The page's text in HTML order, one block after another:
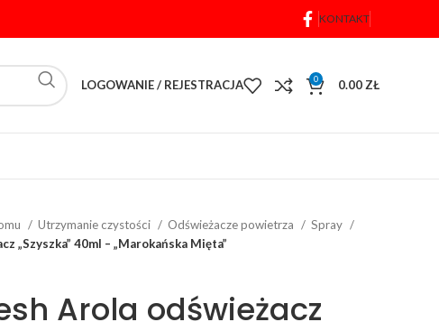
KONTAKT
LOGOWANIE / REJESTRACJA 0 0.00 ZŁ
Utrzymanie czystości Odświeżacze powietrza
Spray
„Szyszka” 40ml – „Marokańska Mięta”
Arola odświeżacz